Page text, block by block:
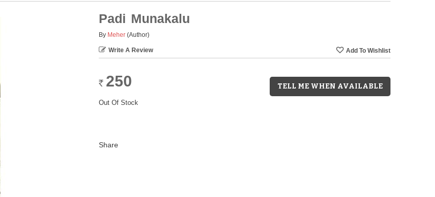
Padi Munakalu
By Meher (Author)
Write A Review
Rs. 250
Out Of Stock